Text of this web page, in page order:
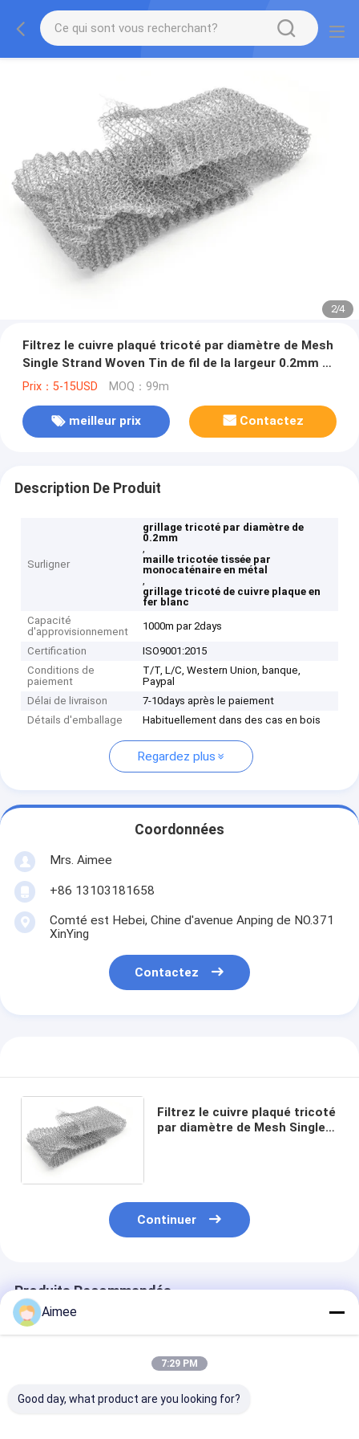
2/4
Filtrez le cuivre plaqué tricoté par diamètre de Mesh
Single Strand Woven Tin de fil de la largeur 0.2mm de
75mm
Prix：5-15USD MOQ：99m
meilleur prix Contactez
Description De Produit
Surligner
grillage tricoté par diamètre de
0.2mm
,
maille tricotée tissée par
monocaténaire en métal
,
grillage tricoté de cuivre plaque en
fer blanc
Capacité
d'approvisionnement
1000m par 2days
Certification
ISO9001:2015
Conditions de
paiement
T/T, L/C, Western Union, banque,
Paypal
Délai de livraison
7-10days après le paiement
Détails d'emballage
Habituellement dans des cas en bois
Regardez plus
Coordonnées
Mrs. Aimee
+86 13103181658
Comté est Hebei, Chine d'avenue Anping de NO.371
XinYing
Contactez
Filtrez le cuivre plaqué tricoté
par diamètre de Mesh Single
Continuer
Produits Recommandés
Aimee
7:29 PM
Good day, what product are you looking for?